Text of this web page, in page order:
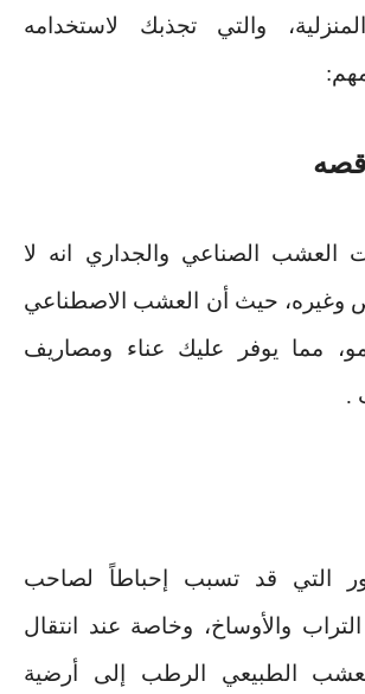
والتي تجذبك لاستخدامه
:
قصه
العشب الصناعي والجداري انه لا
وغيره، حيث أن العشب الاصطناعي
مما يوفر عليك عناء ومصاريف
.
التي قد تسبب إحباطاً لصاحب
التراب والأوساخ، وخاصة عند انتقال
الطبيعي الرطب إلى أرضية